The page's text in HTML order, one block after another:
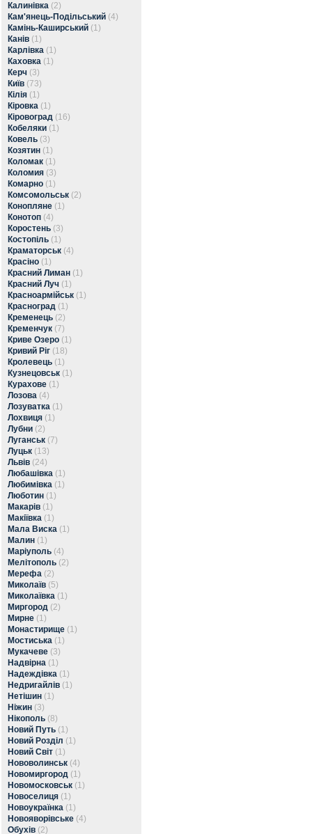
Калинівка (2)
Кам'янець-Подільський (4)
Камінь-Каширський (1)
Канів (1)
Карлівка (1)
Каховка (1)
Керч (3)
Київ (73)
Кілія (1)
Кіровка (1)
Кіровоград (16)
Кобеляки (1)
Ковель (3)
Козятин (1)
Коломак (1)
Коломия (3)
Комарно (1)
Комсомольськ (2)
Конопляне (1)
Конотоп (4)
Коростень (3)
Костопіль (1)
Краматорськ (4)
Красіно (1)
Красний Лиман (1)
Красний Луч (1)
Красноармійськ (1)
Красноград (1)
Кременець (2)
Кременчук (7)
Криве Озеро (1)
Кривий Ріг (18)
Кролевець (1)
Кузнецовськ (1)
Курахове (1)
Лозова (4)
Лозуватка (1)
Лохвиця (1)
Лубни (2)
Луганськ (7)
Луцьк (13)
Львів (24)
Любашівка (1)
Любимівка (1)
Люботин (1)
Макарів (1)
Макіївка (1)
Мала Виска (1)
Малин (1)
Маріуполь (4)
Мелітополь (2)
Мерефа (2)
Миколаїв (5)
Миколаївка (1)
Миргород (2)
Мирне (1)
Монастирище (1)
Мостиська (1)
Мукачеве (3)
Надвірна (1)
Надеждівка (1)
Недригайлів (1)
Нетішин (1)
Ніжин (3)
Нікополь (8)
Новий Путь (1)
Новий Розділ (1)
Новий Світ (1)
Нововолинськ (4)
Новомиргород (1)
Новомосковськ (1)
Новоселиця (1)
Новоукраїнка (1)
Новояворівське (4)
Обухів (2)